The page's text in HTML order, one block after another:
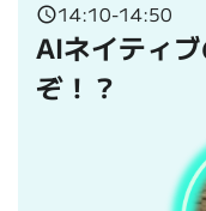
schedule14:10-14:50
AIネイティ
ぞ！？